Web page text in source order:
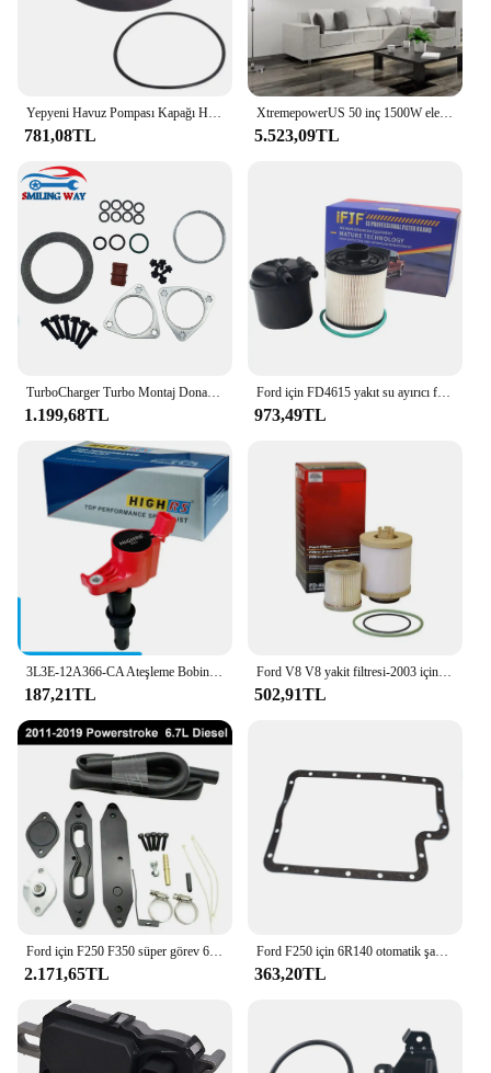
Yepyeni Havuz Pompası Kapağı Havuz Pompası Kapağı Yer Üstü Yüksek Kaliteli Malzeme Splapool Pureline Değiştirme İçin Kullanımı Pratik
781,08TL
XtremepowerUS 50 inç 1500W elektrikli eklemek şömine gömme w/uzaktan kumanda duvara monte gömme renkli alev alanı
5.523,09TL
TurboCharger Turbo Montaj Donanımı Conta Conta Kiti Ford 6.4L Powerstroke F-250 F-350 F-450 F-550 Süper Görev 2008 2009 2010
1.199,68TL
Ford için FD4615 yakıt su ayırıcı filtre 2011-2016 F-250 F-350 F-450 F-550 süper görev 6.7L V8 dizel Powerstroke BC3Z9N184B
973,49TL
3L3E-12A366-CA Ateşleme Bobini Ford Expedition Explorer F150 F250 F350 Mustang Lincoln Navigator Mark 1120-29340 DG511
187,21TL
Ford V8 V8 yakit filtresi-2003 için FD4616 2007 F250 F250 F450 F550 süper görev alt kaldırıcı pompa filtresi ve üst yakıt kase filtresi
502,91TL
Ford için F250 F350 süper görev 6.7L Powerstroke dizel 2011 ~ 2019 soğutucu kiti
2.171,65TL
Ford F250 için 6R140 otomatik şanzıman filtresi bc3bca098b veya karter kapağı contası f6tz7ford 1a F-350 F-450 F-550 süper görev 2011-2017
363,20TL